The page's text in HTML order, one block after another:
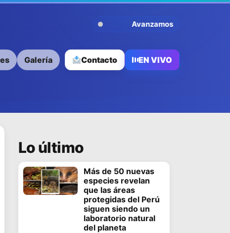
Avanzamos Contigo
Galería Contacto EN VIVO
Lo último
Más de 50 nuevas
especies revelan
que las áreas
protegidas del Perú
siguen siendo un
laboratorio natural
del planeta